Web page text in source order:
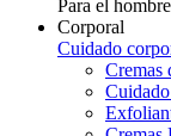
Para el
Corporal
Cuidado
Cremas